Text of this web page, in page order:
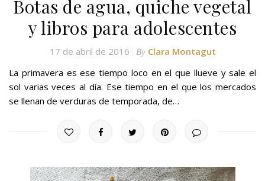
Botas de agua, quiche vegetal
y libros para adolescentes
17 de abril de 2016 By Clara Montagut
La primavera es ese tiempo loco en el que llueve y sale el
sol varias veces al día. Ese tiempo en el que los mercados
se llenan de verduras de temporada, de…